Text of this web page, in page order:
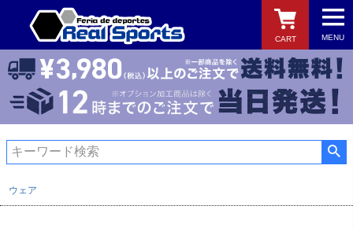
MENU
CART
検索
ウェア